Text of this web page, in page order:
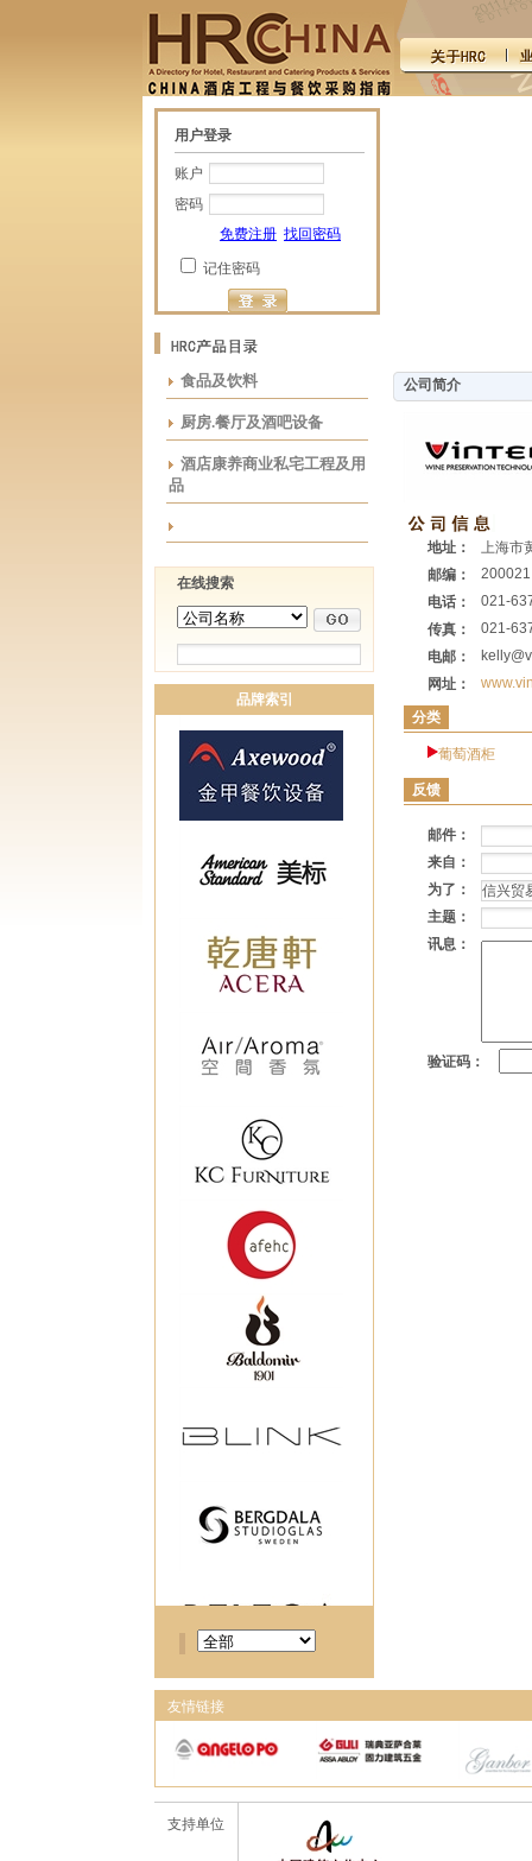
用户登录
账户
密码
免费注册 找回密码
记住密码
食品及饮料
厨房.餐厅及酒吧设备
酒店康养商业私宅工程及用
品
在线搜索
品牌索引
公司简介
地址：
上海市
邮编：
200021
电话：
021-
传真：
021-
电邮：
网址：
分类
葡萄酒柜
反馈
邮件：
来自：
为了：
主题：
讯息：
验证码：
友情链接
支持单位